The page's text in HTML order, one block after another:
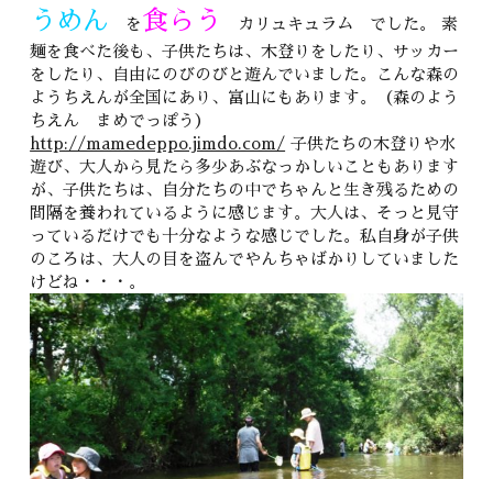
うめん
を 食らう
カリュキュラム でした。 素
麺を食べた後も、子供たちは、木登りをしたり、サッカー
をしたり、自由にのびのびと遊んでいました。こんな森の
ようちえんが全国にあり、富山にもあります。（森のよう
ちえん まめでっぽう）
http://mamedeppo.jimdo.com/ 子供たちの木登りや水
遊び、大人から見たら多少あぶなっかしいこともあります
が、子供たちは、自分たちの中でちゃんと生き残るための
間隔を養われているように感じます。大人は、そっと見守
っているだけでも十分なような感じでした。私自身が子供
のころは、大人の目を盗んでやんちゃばかりしていました
けどね・・・。